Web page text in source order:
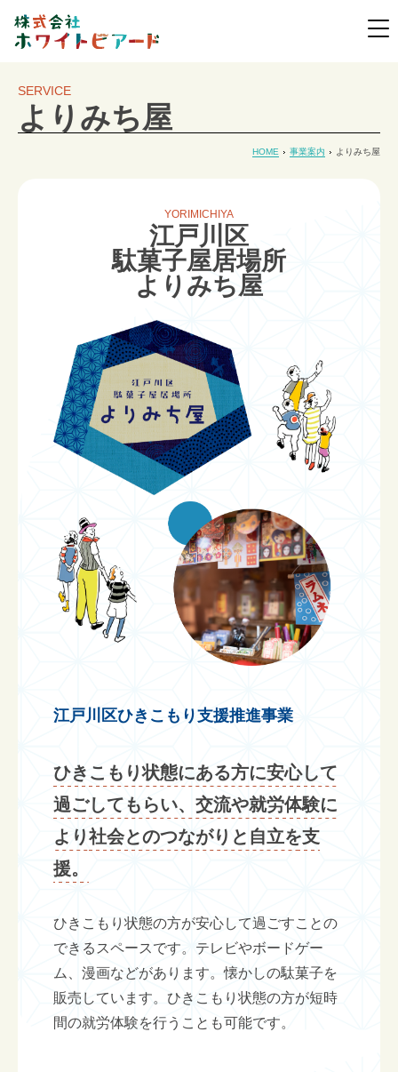
SERVICE
よりみち屋
HOME 事業案内 よりみち屋
YORIMICHIYA
江戸川区
駄菓子屋居場所
よりみち屋
江戸川区ひきこもり支援推進事業
ひきこもり状態にある方に安心して
過ごしてもらい、交流や就労体験に
より社会とのつながりと自立を支
援。
ひきこもり状態の方が安心して過ごすことの
できるスペースです。 テレビやボードゲー
ム、漫画などがあります。懐かしの駄菓子を
販売しています。 ひきこもり状態の方が短時
間の就労体験を行うことも可能です。